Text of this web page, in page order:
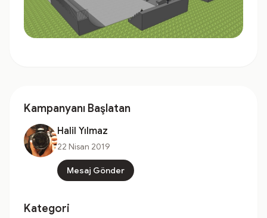
Kampanyanı Başlatan
Halil Yılmaz
22 Nisan 2019
Mesaj Gönder
Kategori